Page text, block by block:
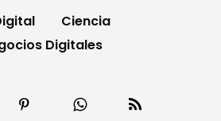
Ciencia
Digitales